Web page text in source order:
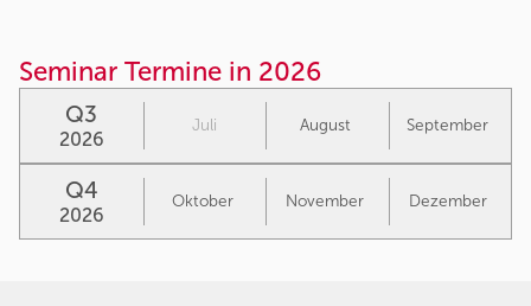
Seminar Termine in 2026
Q3
2026
Juli August September
Q4
2026
Oktober November Dezember